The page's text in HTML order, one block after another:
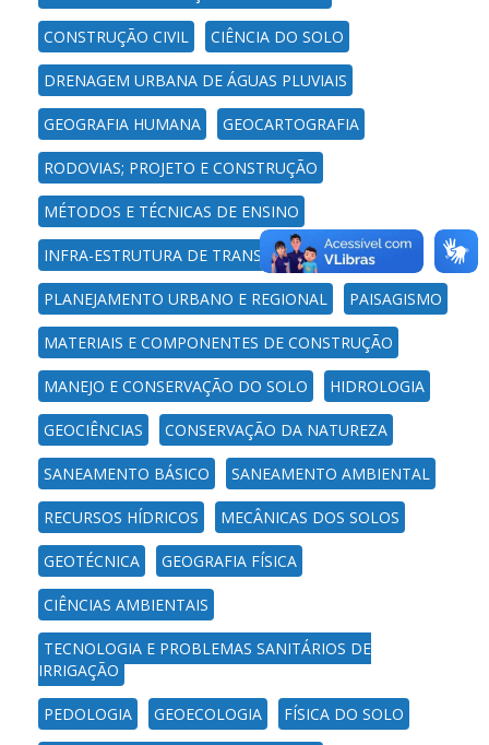
CONSTRUÇÃO CIVIL CIÊNCIA DO SOLO
DRENAGEM URBANA DE ÁGUAS PLUVIAIS
GEOGRAFIA HUMANA GEOCARTOGRAFIA
RODOVIAS; PROJETO E CONSTRUÇÃO
MÉTODOS E TÉCNICAS DE ENSINO
INFRA-ESTRUTURA DE TRANSPORTES
PLANEJAMENTO URBANO E REGIONAL PAISAGISMO
MATERIAIS E COMPONENTES DE CONSTRUÇÃO
MANEJO E CONSERVAÇÃO DO SOLO HIDROLOGIA
GEOCIÊNCIAS CONSERVAÇÃO DA NATUREZA
SANEAMENTO BÁSICO SANEAMENTO AMBIENTAL
RECURSOS HÍDRICOS MECÂNICAS DOS SOLOS
GEOTÉCNICA GEOGRAFIA FÍSICA
CIÊNCIAS AMBIENTAIS
TECNOLOGIA E PROBLEMAS SANITÁRIOS DE
IRRIGAÇÃO
PEDOLOGIA GEOECOLOGIA FÍSICA DO SOLO